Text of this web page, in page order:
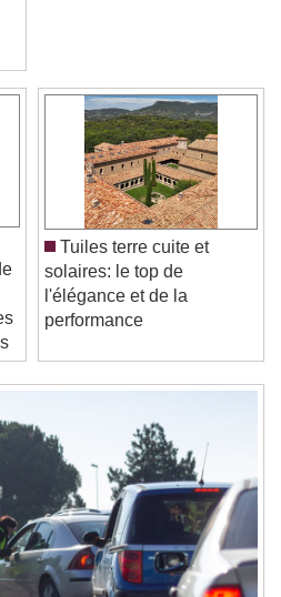
Skip Forward
behind live
, selected
Tuiles terre cuite et
solaires: le top de
l'élégance et de la
performance